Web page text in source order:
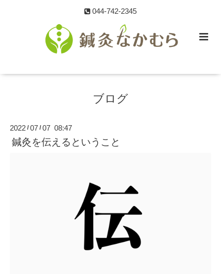
044-742-2345
ブログ
2022 /07 /07 08:47
鍼灸を伝えるということ